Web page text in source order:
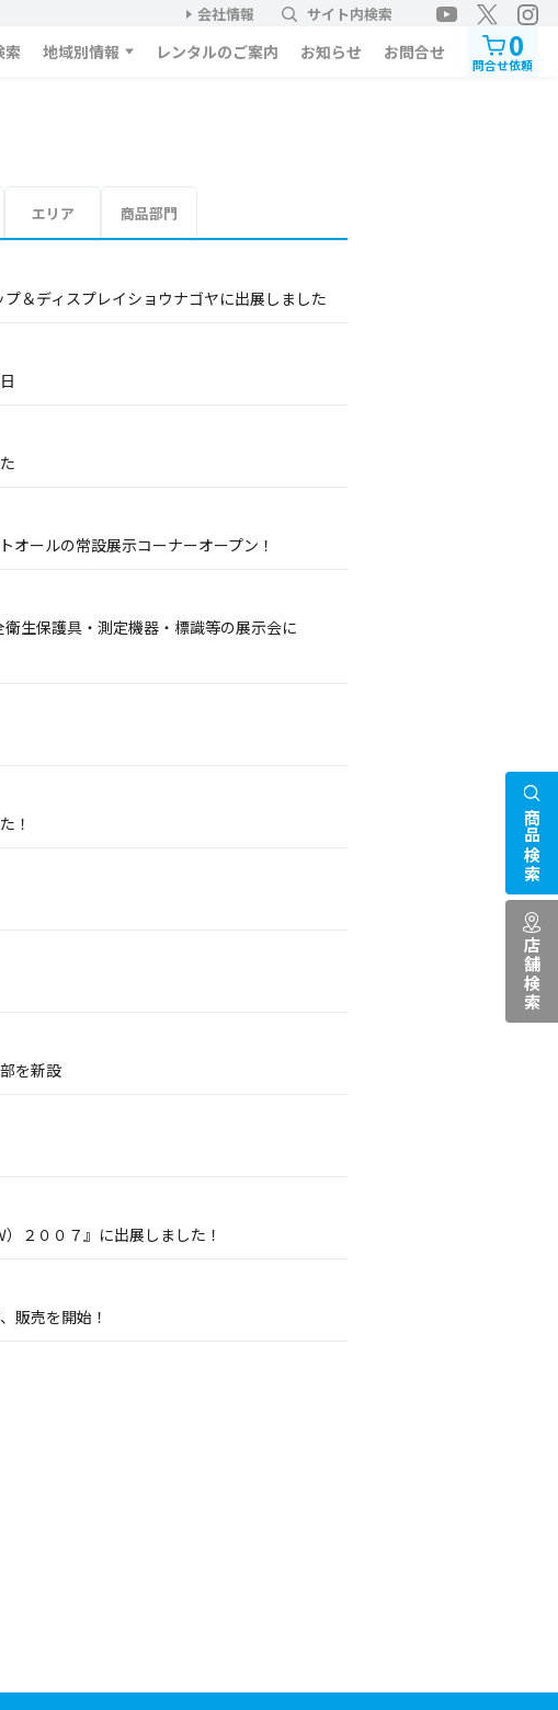
会社情報 サイト内検索
索 地域別情報 レンタルのご案内 お知らせ お問合せ 0
問合せ依頼
エリア 商品部門
＆ディスプレイショウナゴヤに出展しました
オールの常設展示コーナーオープン！
生保護具・測定機器・標識等の展示会に
！
を新設
２００７』に出展しました！
販売を開始！
商品検索
店舗検索